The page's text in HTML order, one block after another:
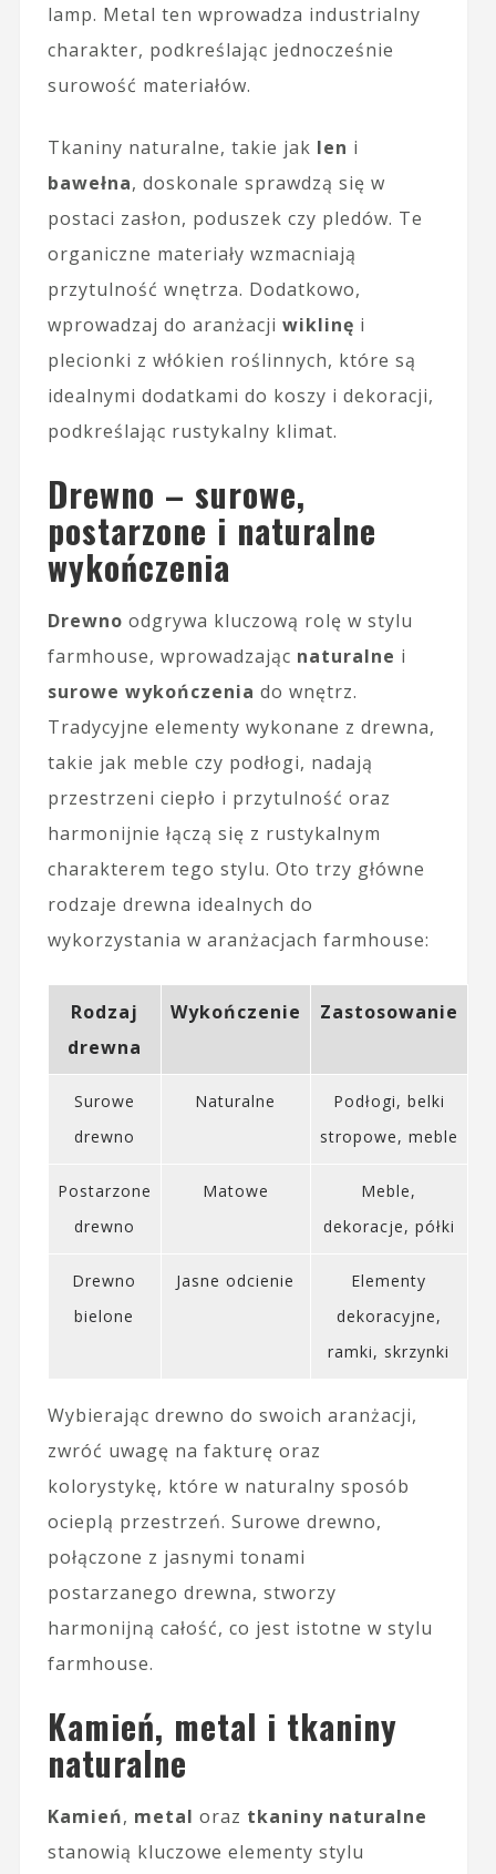
lamp. Metal ten wprowadza industrialny
charakter, podkreślając jednocześnie
surowość materiałów.
Tkaniny naturalne, takie jak len i
bawełna, doskonale sprawdzą się w
postaci zasłon, poduszek czy pledów. Te
organiczne materiały wzmacniają
przytulność wnętrza. Dodatkowo,
wprowadzaj do aranżacji wiklinę i
plecionki z włókien roślinnych, które są
idealnymi dodatkami do koszy i dekoracji,
podkreślając rustykalny klimat.
Drewno – surowe,
postarzone i naturalne
wykończenia
Drewno odgrywa kluczową rolę w stylu
farmhouse, wprowadzając naturalne i
surowe wykończenia do wnętrz.
Tradycyjne elementy wykonane z drewna,
takie jak meble czy podłogi, nadają
przestrzeni ciepło i przytulność oraz
harmonijnie łączą się z rustykalnym
charakterem tego stylu. Oto trzy główne
rodzaje drewna idealnych do
wykorzystania w aranżacjach farmhouse:
Rodzaj
drewna
Wykończenie Zastosowanie
Surowe
drewno
Naturalne
Podłogi, belki
stropowe, meble
Postarzone
drewno
Matowe
Meble,
dekoracje, półki
Drewno
bielone
Jasne odcienie
Elementy
dekoracyjne,
ramki, skrzynki
Wybierając drewno do swoich aranżacji,
zwróć uwagę na fakturę oraz
kolorystykę, które w naturalny sposób
ocieplą przestrzeń. Surowe drewno,
połączone z jasnymi tonami
postarzanego drewna, stworzy
harmonijną całość, co jest istotne w stylu
farmhouse.
Kamień, metal i tkaniny
naturalne
Kamień, metal oraz tkaniny naturalne
stanowią kluczowe elementy stylu